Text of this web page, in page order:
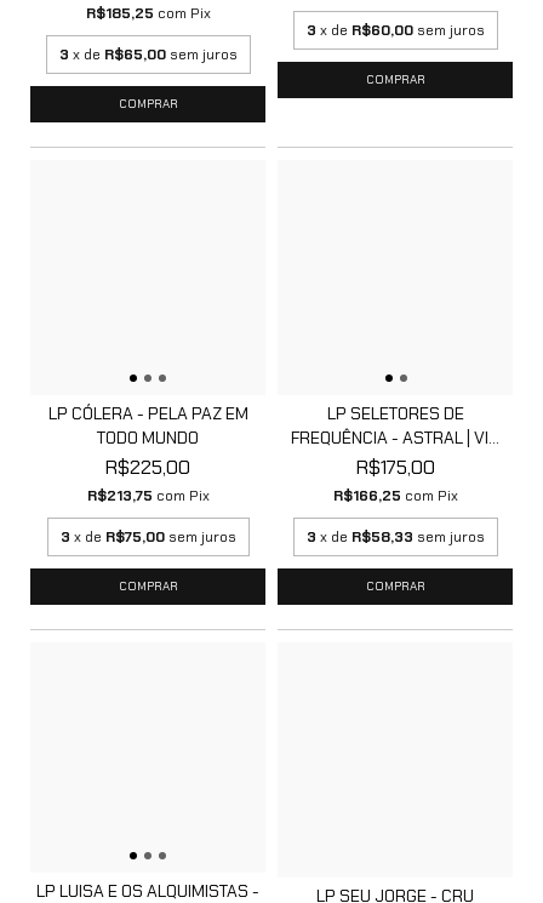
R$185,25 com Pix
3 x de R$65,00 sem juros
3 x de R$60,00 sem juros
LP CÓLERA - PELA PAZ EM
TODO MUNDO
R$225,00
R$213,75 com Pix
3 x de R$75,00 sem juros
LP SELETORES DE
FREQUÊNCIA - ASTRAL | VI...
R$175,00
R$166,25 com Pix
3 x de R$58,33 sem juros
LP LUISA E OS ALQUIMISTAS - LP SEU JORGE - CRU